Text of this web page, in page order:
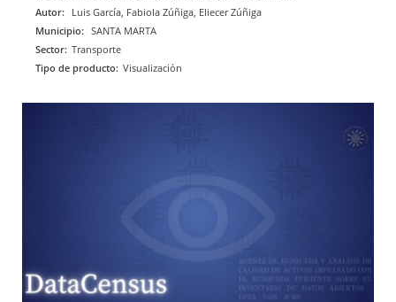
Autor: Luis García, Fabiola Zúñiga, Eliecer Zúñiga
Municipio: SANTA MARTA
Sector: Transporte
Tipo de producto: Visualización